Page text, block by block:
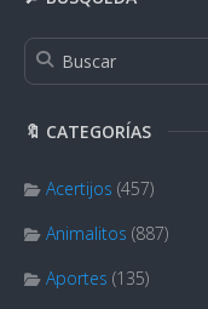
🔖 CATEGORÍAS
Acertijos (457)
Animalitos (887)
Aportes (135)